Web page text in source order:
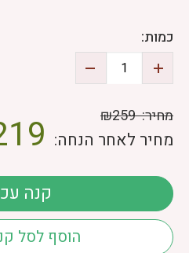
כמות:
מחיר:₪259
מחיר לאחר הנחה:
קנה
הוסף לסל